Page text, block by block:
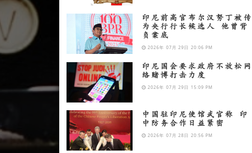
印尼前高官布尔汉努丁被传
为央行行长候选人 他曾背
负案底
2026年 07月 29日 20:06 PM
印尼国会要求政府不放松网
络赌博打击力度
2026年 07月 29日 15:09 PM
中国驻印尼使馆武官称 印
中防务合作日益紧密
2026年 07月 28日 20:56 PM